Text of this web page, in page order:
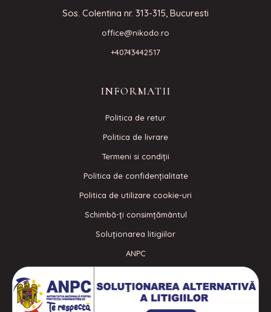
Sos. Colentina nr. 313-315, Bucuresti
office@nikodo.ro
+40743442517
INFORMATII
Politica de retur
Politica de livrare
Termeni si condiţii
Politica de confidenţialitate
Politica de utilizare cookie-uri
Schimbă-ți consimțământul
Soluționarea litigiilor
ANPC